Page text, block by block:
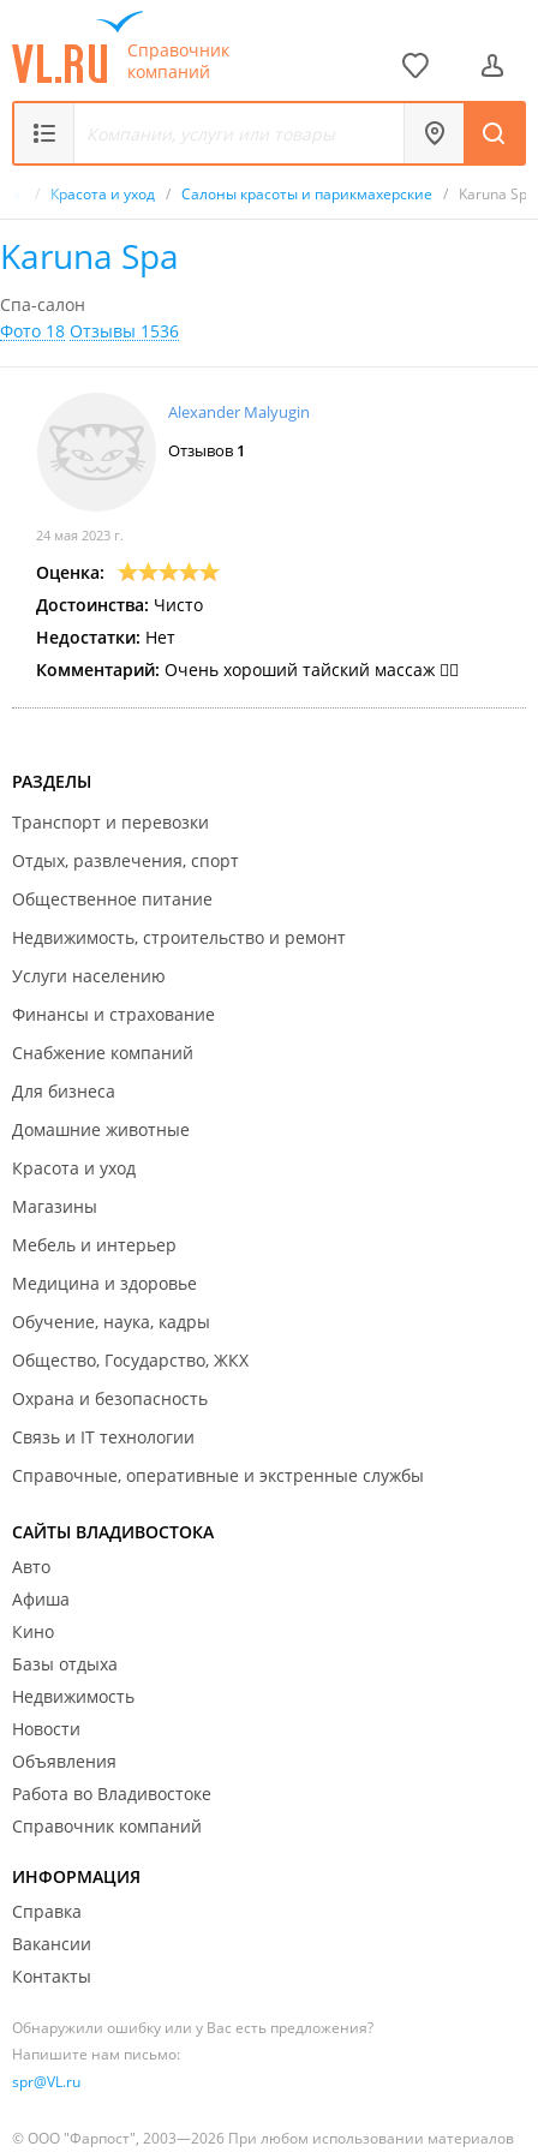
Справочник
компаний
/ Красота и уход / Салоны красоты и парикмахерские / Karuna Spa
Karuna Spa
Спа-салон
Фото 18 Отзывы 1536
Alexander Malyugin
Отзывов 1
24 мая 2023 г.
Оценка:
Достоинства: Чисто
Недостатки: Нет
Комментарий: Очень хороший тайский массаж 💆‍♂️
РАЗДЕЛЫ
Транспорт и перевозки
Отдых, развлечения, спорт
Общественное питание
Недвижимость, строительство и ремонт
Услуги населению
Финансы и страхование
Снабжение компаний
Для бизнеса
Домашние животные
Красота и уход
Магазины
Мебель и интерьер
Медицина и здоровье
Обучение, наука, кадры
Общество, Государство, ЖКХ
Охрана и безопасность
Связь и IT технологии
Справочные, оперативные и экстренные службы
САЙТЫ ВЛАДИВОСТОКА
Авто
Афиша
Кино
Базы отдыха
Недвижимость
Новости
Объявления
Работа во Владивостоке
Справочник компаний
ИНФОРМАЦИЯ
Справка
Вакансии
Контакты
Обнаружили ошибку или у Вас есть предложения?
Напишите нам письмо:
spr@VL.ru
© ООО "Фарпост", 2003—2026 При любом использовании материалов